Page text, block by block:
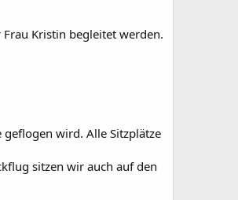
Kristin begleitet werden.
wird. Alle Sitzplätze
sitzen wir auch auf den